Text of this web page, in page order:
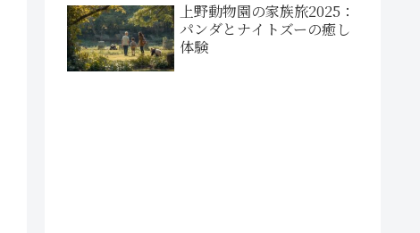
上野動物園の家族旅2025：
パンダとナイトズーの癒し
体験